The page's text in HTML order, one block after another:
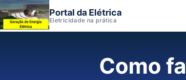
Portal da Elétrica
Eletricidade na prática
Como